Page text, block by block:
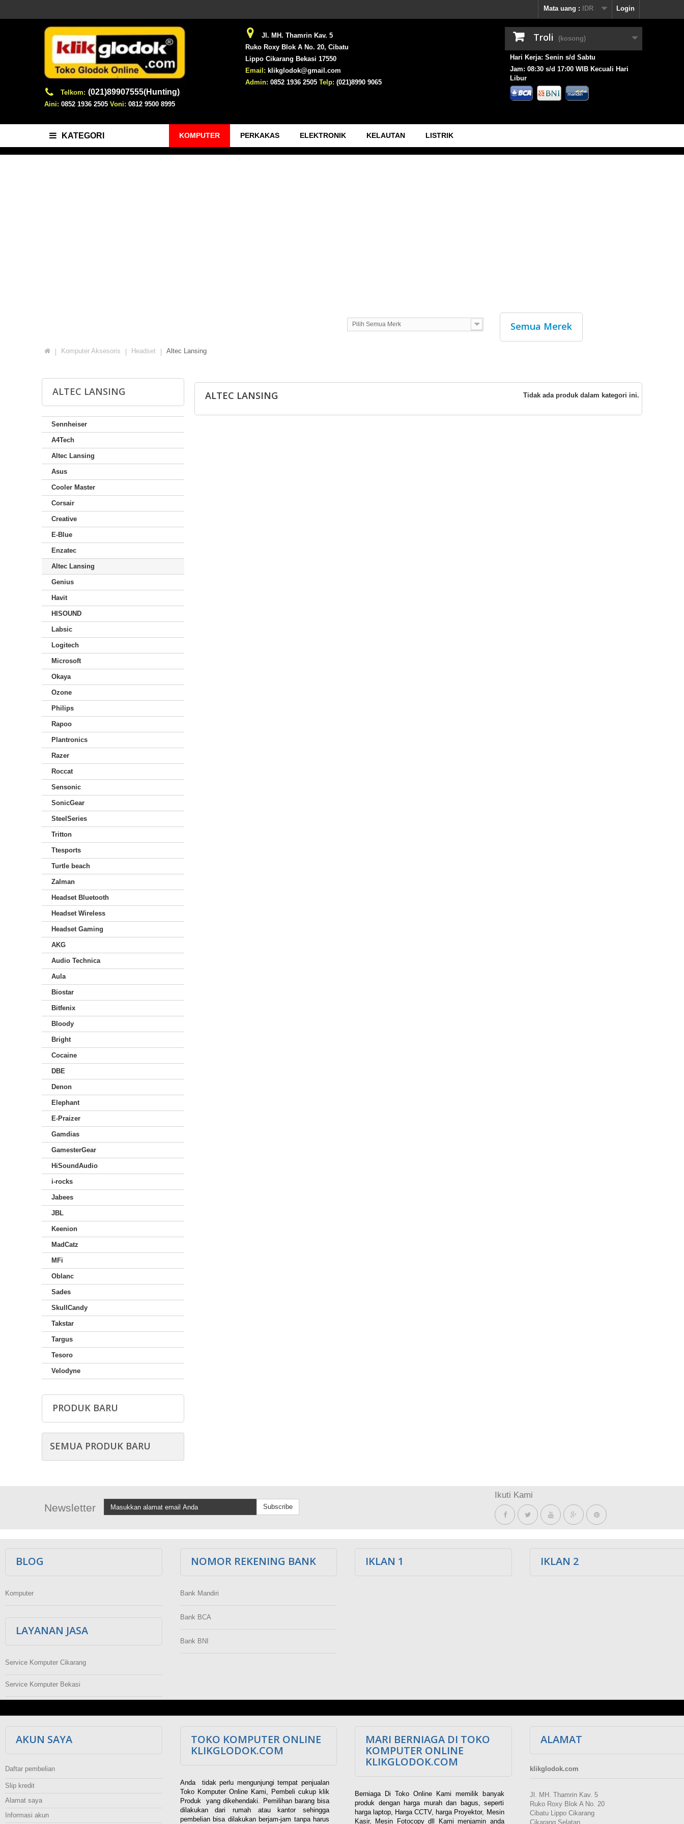
Login
Mata uang : IDR
Telkom: (021)89907555(Hunting)
Aini: 0852 1936 2505 Voni: 0812 9500 8995
Jl. MH. Thamrin Kav. 5
Ruko Roxy Blok A No. 20, Cibatu
Lippo Cikarang Bekasi 17550
Email: klikglodok@gmail.com
Admin: 0852 1936 2505 Telp: (021)8990 9065
Troli (kosong)
Hari Kerja: Senin s/d Sabtu
Jam: 08:30 s/d 17:00 WIB Kecuali Hari
Libur
KATEGORI KOMPUTER PERKAKAS ELEKTRONIK KELAUTAN LISTRIK
Pilih Semua Merk Semua Merek
Komputer Aksesoris Headset Altec Lansing
ALTEC LANSING
Sennheiser
A4Tech
Altec Lansing
Asus
Cooler Master
Corsair
Creative
E-Blue
Enzatec
Altec Lansing
Genius
Havit
HISOUND
Labsic
Logitech
Microsoft
Okaya
Ozone
Philips
Rapoo
Plantronics
Razer
Roccat
Sensonic
SonicGear
SteelSeries
Tritton
Ttesports
Turtle beach
Zalman
Headset Bluetooth
Headset Wireless
Headset Gaming
AKG
Audio Technica
Aula
Biostar
Bitfenix
Bloody
Bright
Cocaine
DBE
Denon
Elephant
E-Praizer
Gamdias
GamesterGear
HiSoundAudio
i-rocks
Jabees
JBL
Keenion
MadCatz
MFi
Oblanc
Sades
SkullCandy
Takstar
Targus
Tesoro
Velodyne
PRODUK BARU
SEMUA PRODUK BARU
ALTEC LANSING Tidak ada produk dalam kategori ini.
Newsletter Subscribe
Ikuti Kami
BLOG
Komputer
LAYANAN JASA
Service Komputer Cikarang
Service Komputer Bekasi
NOMOR REKENING BANK
Bank Mandiri
Bank BCA
Bank BNI
IKLAN 1 IKLAN 2
AKUN SAYA
Daftar pembelian
Slip kredit
Alamat saya
Informasi akun
TOKO KOMPUTER ONLINE
KLIKGLODOK.COM
Anda tidak perlu mengunjungi tempat penjualan
Toko Komputer Online Kami, Pembeli cukup klik
Produk yang dikehendaki. Pemilihan barang bisa
dilakukan dari rumah atau kantor sehingga
pembelian bisa dilakukan berjam-jam tanpa harus
MARI BERNIAGA DI TOKO
KOMPUTER ONLINE
KLIKGLODOK.COM
Berniaga Di Toko Online Kami memilik banyak
produk dengan harga murah dan bagus, seperti
harga laptop, Harga CCTV, harga Proyektor, Mesin
Kasir, Mesin Fotocopy dll Kami menjamin anda
ALAMAT
klikglodok.com
Jl. MH. Thamrin Kav. 5
Ruko Roxy Blok A No. 20
Cibatu Lippo Cikarang
Cikarang Selatan